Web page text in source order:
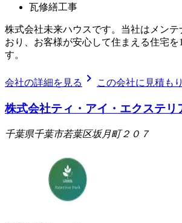
瓦修繕工事
株式会社未来ハウスです。当社はメンテ
おり、お客様が安心して住まえる住宅を
す。
会社の詳細を見る chevron_right この会社に見積も
株式会社ティ・アイ・エクステリ
千葉県千葉市若葉区坂月町２０７